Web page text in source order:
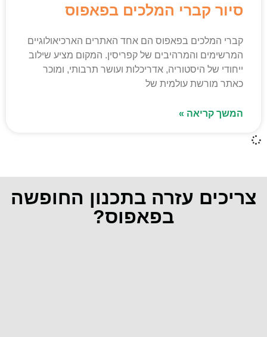
סיור קברי המלכים בפאפוס
קברי המלכים בפאפוס הם אחד האתרים הארכיאולוגיים
המרשימים והמרהיבים של קפריסין. המקום מציע שילוב
ייחודי של היסטוריה, אדריכלות ועושר תרבותי, ומוכר
כאתר מורשת עולמית של
המשך קריאה »
צריכים עזרה בתכנון החופשה
בפאפוס?